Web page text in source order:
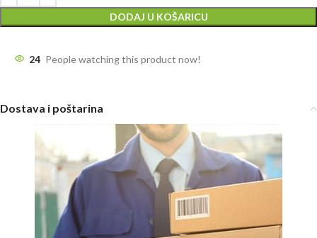
DODAJ U KOŠARICU
24 People watching this product now!
Dostava i poštarina